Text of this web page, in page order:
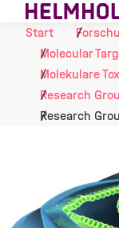
Skip to Content
Start
Molecular
Molekulare
Research
Research